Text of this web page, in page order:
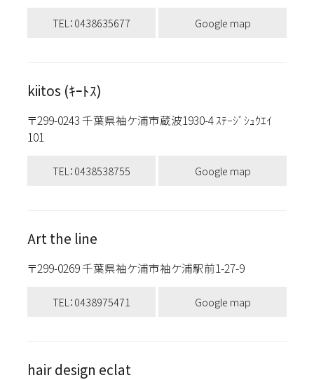
TEL：0438635677 Google map
kiitos (ｷｰﾄｽ)
〒299-0243 千葉県袖ケ浦市蔵波1930-4 ｽﾃｰｼﾞｼｭｳｴｲ
101
TEL：0438538755 Google map
Art the line
〒299-0269 千葉県袖ケ浦市袖ケ浦駅前1-27-9
TEL：0438975471 Google map
hair design eclat